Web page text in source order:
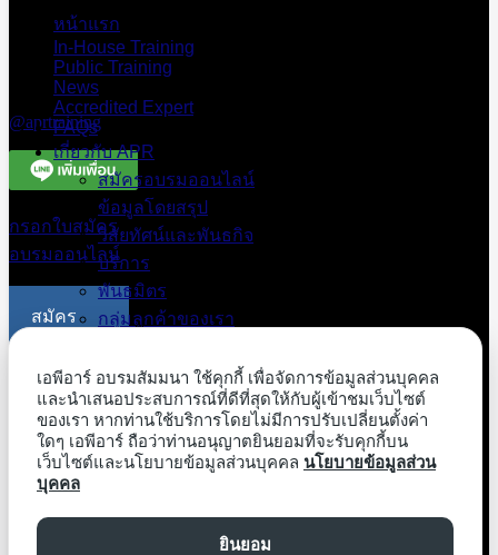
หน้าแรก
In-House Training
Public Training
News
Accredited Expert
FAQs
เกี่ยวกับ APR
สมัครอบรมออนไลน์
ข้อมูลโดยสรุป
วิสัยทัศน์และพันธกิจ
บริการ
พันธมิตร
กลุ่มลูกค้าของเรา
ลงทะเบียนสมัคร
สิทธิประโยชน์สมาชิก
Exclusive Papers
Free Webinar
ระบบสมาชิก
สมาชิกเข้าสู่ระบบ
โทรศัพท์สาย
ด่วน 094-663-
Line Official
@aprtraining
กรอกใบสมัคร
อบรมออนไลน์
สมัคร
ออนไลน์
ขอใบเสนอ
ราคาอบรม
ภายในองค์กร
เอพีอาร์ อบรมสัมมนา ใช้คุกกี้ เพื่อจัดการข้อมูลส่วนบุคคล
และนำเสนอประสบการณ์ที่ดีที่สุดให้กับผู้เข้าชมเว็บไซต์
ของเรา หากท่านใช้บริการโดยไม่มีการปรับเปลี่ยนตั้งค่า
ใดๆ เอพีอาร์ ถือว่าท่านอนุญาตยินยอมที่จะรับคุกกี้บน
เว็บไซต์และนโยบายข้อมูลส่วนบุคคล นโยบายข้อมูลส่วน
บุคคล
ยินยอม